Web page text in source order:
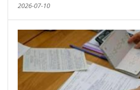
2026-07-10